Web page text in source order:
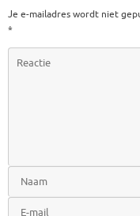
Je e-mailadres wordt niet
*